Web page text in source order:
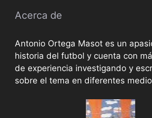
Acerca de
Antonio Ortega Masot es un
historia del futbol y cuenta con
de experiencia investigando y
sobre el tema en diferentes